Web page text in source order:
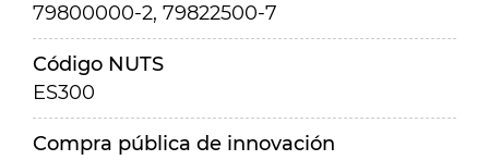
79800000-2, 79822500-7
Código NUTS
ES300
Compra pública de innovación